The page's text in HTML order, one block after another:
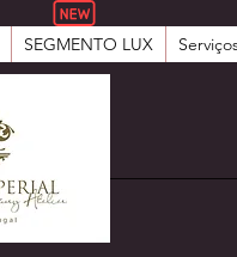
SEGMENTO LUX